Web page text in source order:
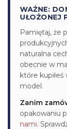
WAŻNE:
UŁOŻONEJ
Pamiętaj, że
naturalna
obecnie w
które
model.
Zanim
opakowaniu
nami.